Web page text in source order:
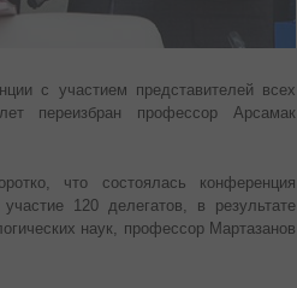
с участием представителей всех
переизбран профессор Арсамак
что состоялась конференция
120 делегатов, в результате
наук, профессор Мартазанов